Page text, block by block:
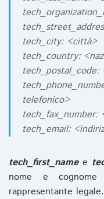
tech_city: <città>
tech_country:
tech_postal_code:
telefonico>
tech_fax_number:
tech_email:
tech_first_namee
nome e
rappresentante